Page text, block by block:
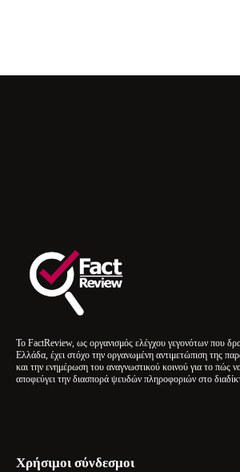
Το FactReview, ως οργανισμός ελέγχου γεγονότων που
Ελλάδα, έχει στόχο την οργανωμένη αντιμετώπιση της
και την ενημέρωση του αναγνωστικού κοινού για το πώς να
αποφεύγει την διασπορά ψευδών πληροφοριών στο
Χρήσιμοι σύνδεσμοι